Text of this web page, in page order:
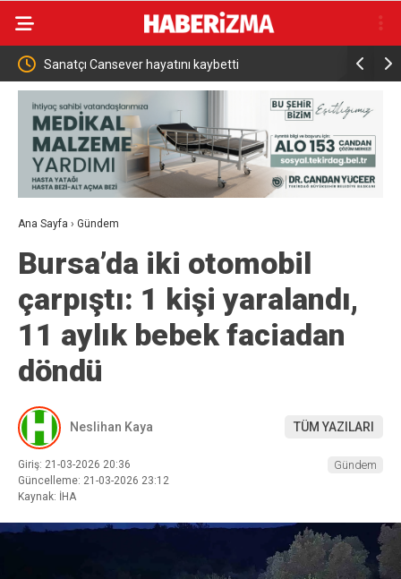
kaybetti Türkiye, Suudi Arabistan ve Pakistan
tarihi savunma anlaşması dünya
Ana Sayfa › Gündem
Bursa’da iki otomobil
çarpıştı: 1 kişi yaralandı,
11 aylık bebek faciadan
döndü
Neslihan Kaya TÜM YAZILARI
Giriş: 21-03-2026 20:36
Güncelleme: 21-03-2026 23:12
Kaynak: İHA
Gündem